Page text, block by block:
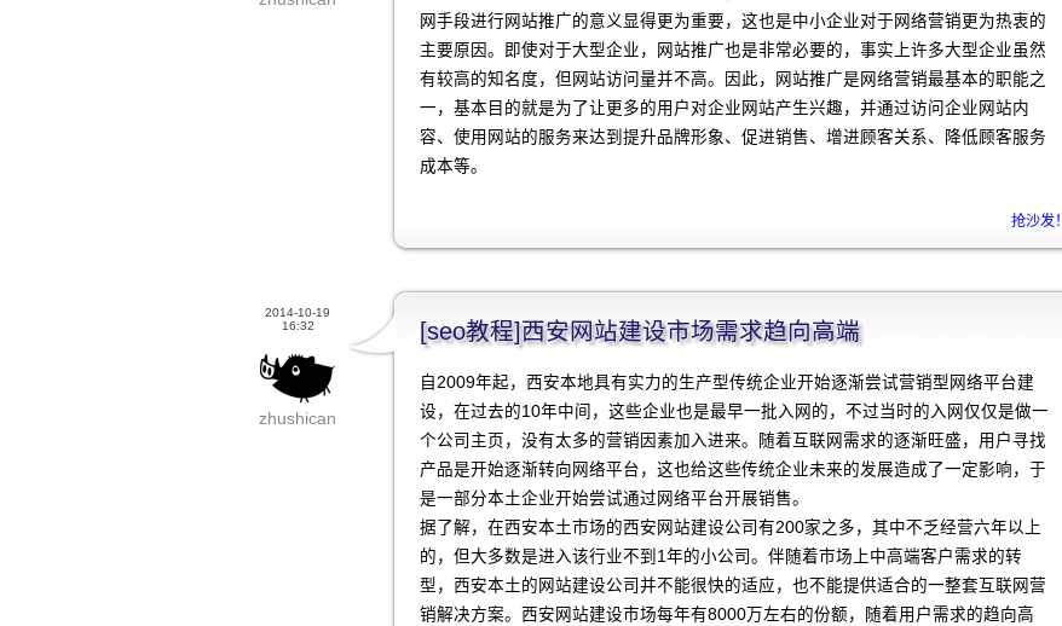
网手段进行网站推广的意义显得更为重要，这也是中小企业对于网络营销更为热衷的
主要原因。即使对于大型企业，网站推广也是非常必要的，事实上许多大型企业虽然
有较高的知名度，但网站访问量并不高。因此，网站推广是网络营销最基本的职能之
一，基本目的就是为了让更多的用户对企业网站产生兴趣，并通过访问企业网站内
容、使用网站的服务来达到提升品牌形象、促进销售、增进顾客关系、降低顾客服务
成本等。
抢沙发！
2014-10-19
16:32
zhushican
[seo教程]西安网站建设市场需求趋向高端
自2009年起，西安本地具有实力的生产型传统企业开始逐渐尝试营销型网络平台建
设，在过去的10年中间，这些企业也是最早一批入网的，不过当时的入网仅仅是做一
个公司主页，没有太多的营销因素加入进来。随着互联网需求的逐渐旺盛，用户寻找
产品是开始逐渐转向网络平台，这也给这些传统企业未来的发展造成了一定影响，于
是一部分本土企业开始尝试通过网络平台开展销售。
据了解，在西安本土市场的西安网站建设公司有200家之多，其中不乏经营六年以上
的，但大多数是进入该行业不到1年的小公司。伴随着市场上中高端客户需求的转
型，西安本土的网站建设公司并不能很快的适应，也不能提供适合的一整套互联网营
销解决方案。西安网站建设市场每年有8000万左右的份额，随着用户需求的趋向高